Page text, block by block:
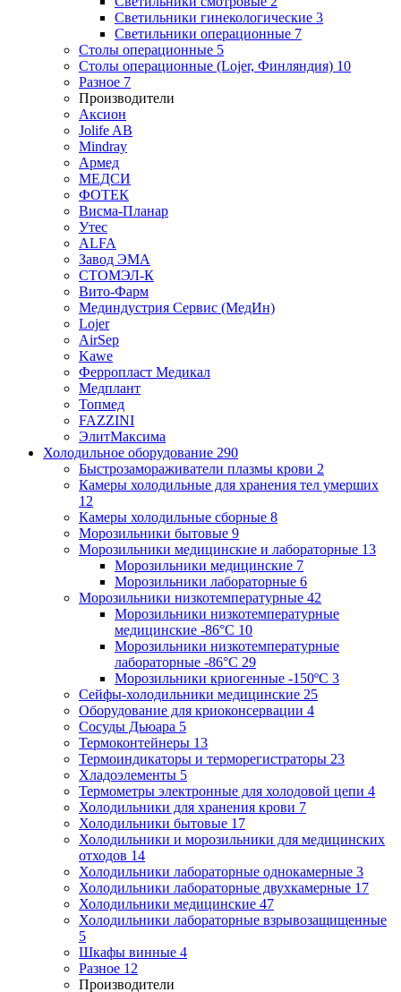
Светильники гинекологические 3
Светильники операционные 7
Столы операционные 5
Столы операционные (Lojer, Финляндия) 10
Разное 7
Производители
Аксион
Jolife AB
Mindray
Армед
МЕДСИ
ФОТЕК
Висма-Планар
Утес
ALFA
Завод ЭМА
СТОМЭЛ-К
Вито-Фарм
Мединдустрия Сервис (МедИн)
Lojer
AirSep
Kawe
Ферропласт Медикал
Медплант
Топмед
FAZZINI
ЭлитМаксима
Холодильное оборудование 290
Быстрозамораживатели плазмы крови 2
Камеры холодильные для хранения тел умерших
12
Камеры холодильные сборные 8
Морозильники бытовые 9
Морозильники медицинские и лабораторные 13
Морозильники медицинские 7
Морозильники лабораторные 6
Морозильники низкотемпературные 42
Морозильники низкотемпературные
медицинские -86°С 10
Морозильники низкотемпературные
лабораторные -86°С 29
Морозильники криогенные -150ºC 3
Сейфы-холодильники медицинские 25
Оборудование для криоконсервации 4
Сосуды Дьюара 5
Термоконтейнеры 13
Термоиндикаторы и терморегистраторы 23
Хладоэлементы 5
Термометры электронные для холодовой цепи 4
Холодильники для хранения крови 7
Холодильники бытовые 17
Холодильники и морозильники для медицинских
отходов 14
Холодильники лабораторные однокамерные 3
Холодильники лабораторные двухкамерные 17
Холодильники медицинские 47
Холодильники лабораторные взрывозащищенные
5
Шкафы винные 4
Разное 12
Производители